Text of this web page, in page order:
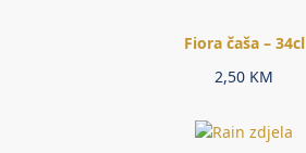
Fiora čaša – 34cl
2,50 KM